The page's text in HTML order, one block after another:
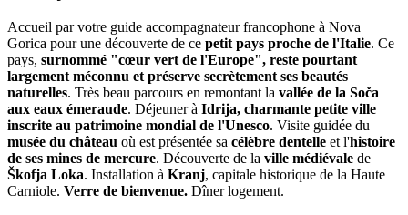
Accueil par votre guide accompagnateur francophone à Nova
Gorica pour une découverte de ce petit pays proche de l'Italie. Ce
pays, surnommé "cœur vert de l'Europe", reste pourtant
largement méconnu et préserve secrètement ses beautés
naturelles. Très beau parcours en remontant la vallée de la Soča
aux eaux émeraude. Déjeuner à Idrija, charmante petite ville
inscrite au patrimoine mondial de l'Unesco. Visite guidée du
musée du château où est présentée sa célèbre dentelle et l'histoire
de ses mines de mercure. Découverte de la ville médiévale de
Škofja Loka. Installation à Kranj, capitale historique de la Haute
Carniole. Verre de bienvenue. Dîner logement.